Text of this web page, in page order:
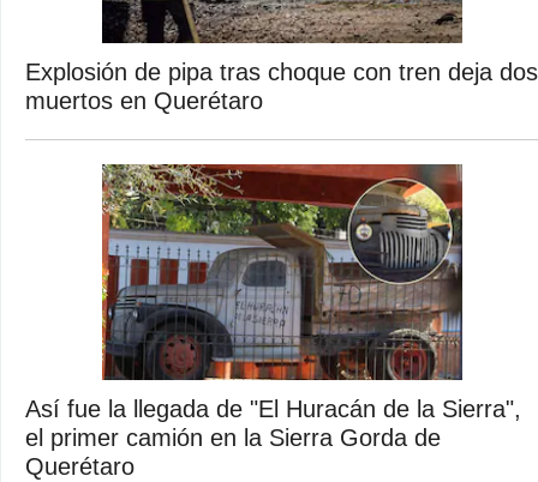
Explosión de pipa tras choque con tren deja dos
muertos en Querétaro
Así fue la llegada de "El Huracán de la Sierra",
el primer camión en la Sierra Gorda de
Querétaro